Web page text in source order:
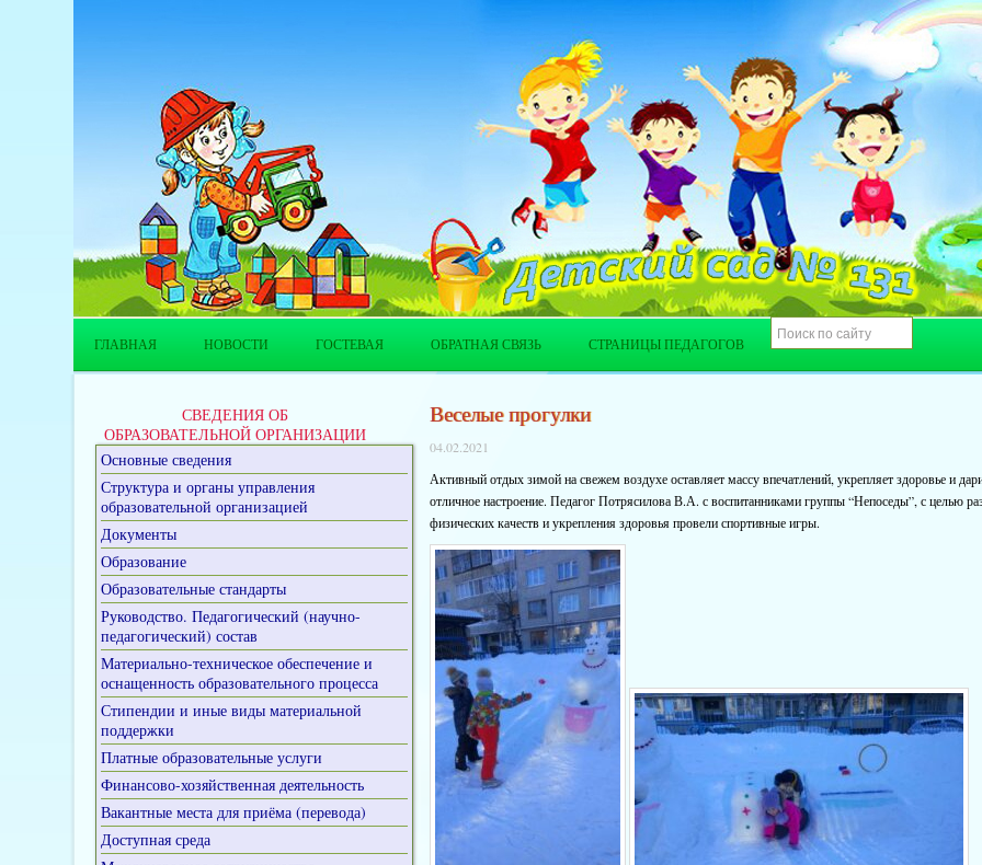
ГЛАВНАЯ НОВОСТИ ГОСТЕВАЯ ОБРАТНАЯ СВЯЗЬ СТРАНИЦЫ ПЕДАГОГОВ
СВЕДЕНИЯ ОБ
ОБРАЗОВАТЕЛЬНОЙ ОРГАНИЗАЦИИ
Основные сведения
Структура и органы управления
образовательной организацией
Документы
Образование
Образовательные стандарты
Руководство. Педагогический (научно-
педагогический) состав
Материально-техническое обеспечение и
оснащенность образовательного процесса
Стипендии и иные виды материальной
поддержки
Платные образовательные услуги
Финансово-хозяйственная деятельность
Вакантные места для приёма (перевода)
Доступная среда
Веселые прогулки
04.02.2021
Активный отдых зимой на свежем воздухе оставляет массу впечатлений, укрепляет здоровье и
отличное настроение. Педагог Потрясилова В.А. с воспитанниками группы “Непоседы”, с целью
физических качеств и укрепления здоровья провели спортивные игры.